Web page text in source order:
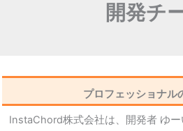
開発チ
プロフェッショナル
InstaChord株式会社は、開発者 ゆ